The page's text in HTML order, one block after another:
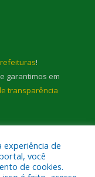
!
garantimos em
transparência
experiência de
você
de cookies.